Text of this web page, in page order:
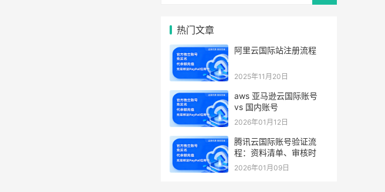
热门文章
阿里云国际站注册流程
2025年11月20日
aws 亚马逊云国际账号
vs 国内账号
2026年01月12日
腾讯云国际账号验证流
程：资料清单、审核时
2026年01月09日